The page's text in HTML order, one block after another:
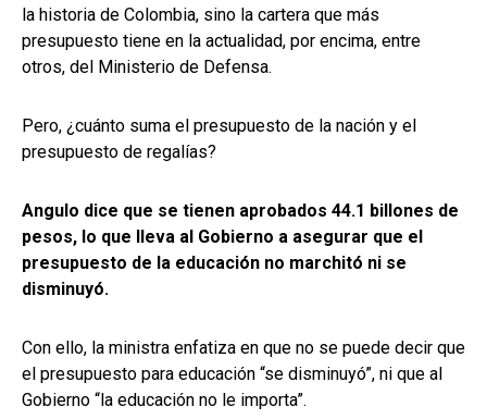
la historia de Colombia, sino la cartera que más
presupuesto tiene en la actualidad, por encima, entre
otros, del Ministerio de Defensa.
Pero, ¿cuánto suma el presupuesto de la nación y el
presupuesto de regalías?
Angulo dice que se tienen aprobados 44.1 billones de
pesos, lo que lleva al Gobierno a asegurar que el
presupuesto de la educación no marchitó ni se
disminuyó.
Con ello, la ministra enfatiza en que no se puede decir que
el presupuesto para educación “se disminuyó”, ni que al
Gobierno “la educación no le importa”.